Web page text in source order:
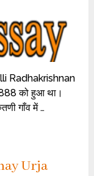
Radhakrishnan
को हुआ था।
गाँव में …
Urja